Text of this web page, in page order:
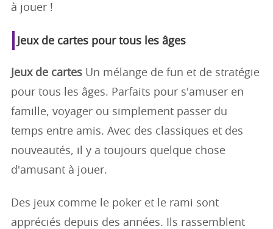
à jouer !
Jeux de cartes pour tous les âges
Jeux de cartes Un mélange de fun et de stratégie
pour tous les âges. Parfaits pour s'amuser en
famille, voyager ou simplement passer du
temps entre amis. Avec des classiques et des
nouveautés, il y a toujours quelque chose
d'amusant à jouer.
Des jeux comme le poker et le rami sont
appréciés depuis des années. Ils rassemblent